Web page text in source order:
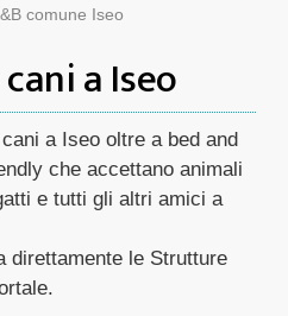
comune Iseo
a Iseo
a Iseo oltre a bed and
che accettano animali
e tutti gli altri amici a
direttamente le Strutture